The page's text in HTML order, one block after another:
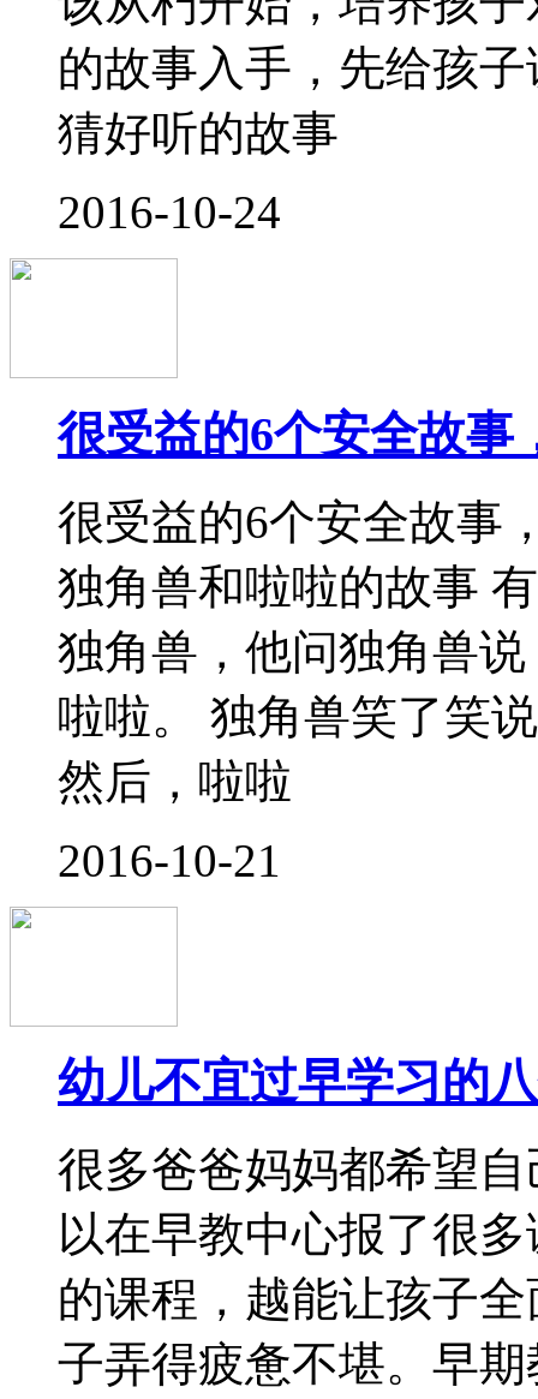
的课程，越能让孩子
子弄得疲惫不堪。早
2016-10-14
爸爸妈妈们是否还在
呢？小孩子在离开父
乏安全感的。那么针
办呢？下面然我们来
分享】 收到幼
2016-09-28
原来改善宝宝胆小，
些时候越鼓励感觉宝
的宝宝来说效果
2016-09-28
孩子入园前，家长可